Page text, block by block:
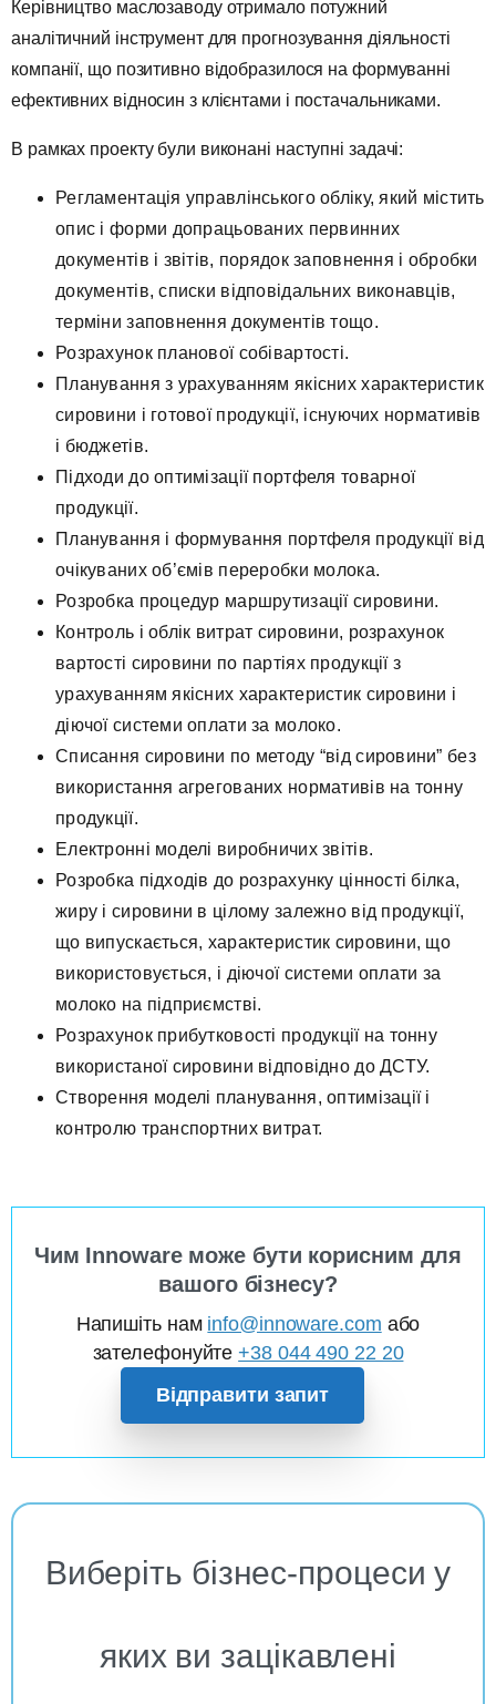
Керівництво маслозаводу отримало потужний
аналітичний інструмент для прогнозування діяльності
компанії, що позитивно відобразилося на формуванні
ефективних відносин з клієнтами і постачальниками.
В рамках проекту були виконані наступні задачі:
Регламентація управлінського обліку, який містить
опис і форми допрацьованих первинних
документів і звітів, порядок заповнення і обробки
документів, списки відповідальних виконавців,
терміни заповнення документів тощо.
Розрахунок планової собівартості.
Планування з урахуванням якісних характеристик
сировини і готової продукції, існуючих нормативів
і бюджетів.
Підходи до оптимізації портфеля товарної
продукції.
Планування і формування портфеля продукції від
очікуваних об’ємів переробки молока.
Розробка процедур маршрутизації сировини.
Контроль і облік витрат сировини, розрахунок
вартості сировини по партіях продукції з
урахуванням якісних характеристик сировини і
діючої системи оплати за молоко.
Списання сировини по методу “від сировини” без
використання агрегованих нормативів на тонну
продукції.
Електронні моделі виробничих звітів.
Розробка підходів до розрахунку цінності білка,
жиру і сировини в цілому залежно від продукції,
що випускається, характеристик сировини, що
використовується, і діючої системи оплати за
молоко на підприємстві.
Розрахунок прибутковості продукції на тонну
використаної сировини відповідно до ДСТУ.
Створення моделі планування, оптимізації і
контролю транспортних витрат.
Чим Innoware може бути корисним для
вашого бізнесу?
Напишіть нам info@innoware.com або
зателефонуйте+38 044 490 22 20
Відправити запит
Виберіть бізнес-процеси у
яких ви зацікавлені